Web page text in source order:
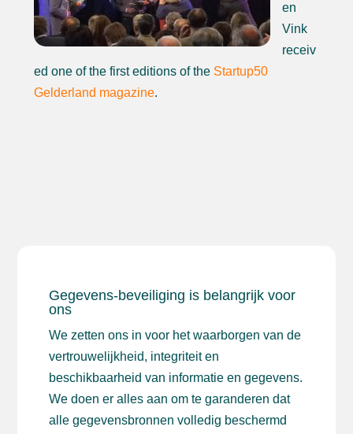
en
Vink
receiv
ed one of the first editions of the Startup50
Gelderland magazine.
Gegevens-beveiliging is belangrijk voor
ons
We zetten ons in voor het waarborgen van de
vertrouwelijkheid, integriteit en
beschikbaarheid van informatie en gegevens.
We doen er alles aan om te garanderen dat
alle gegevensbronnen volledig beschermd